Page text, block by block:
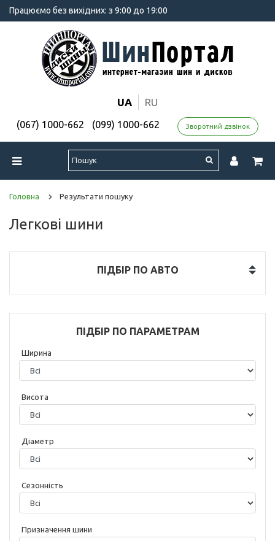
Працюємо без вихідних: з 9:00 до 19:00
UA RU
(067) 1000-662 (099) 1000-662 Зворотний дзвінок
Головна Результати пошуку
Легкові шини
ПІДБІР ПО АВТО
ПІДБІР ПО ПАРАМЕТРАМ
Ширина
Висота
Діаметр
Сезонність
Призначення шини